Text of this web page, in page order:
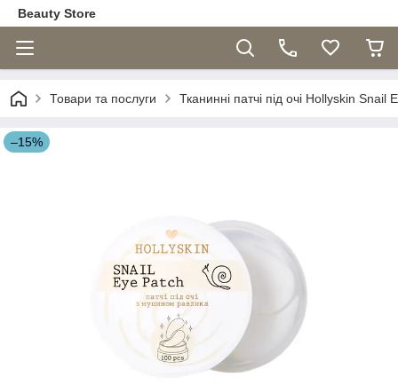
Beauty Store
Товари та послуги Тканинні патчі під очі Hollyskin
–15%